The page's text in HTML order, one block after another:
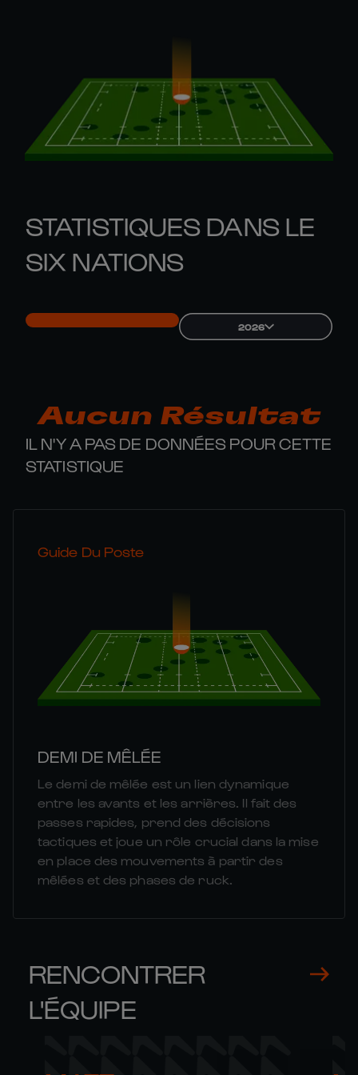
STATISTIQUES DANS LE
SIX NATIONS
2026
Aucun Résultat
IL N'Y A PAS DE DONNÉES POUR CETTE
STATISTIQUE
Guide Du Poste
DEMI DE MÊLÉE
Le demi de mêlée est un lien dynamique
entre les avants et les arrières. Il fait des
passes rapides, prend des décisions
tactiques et joue un rôle crucial dans la mise
en place des mouvements à partir des
mêlées et des phases de ruck.
RENCONTRER
L'ÉQUIPE